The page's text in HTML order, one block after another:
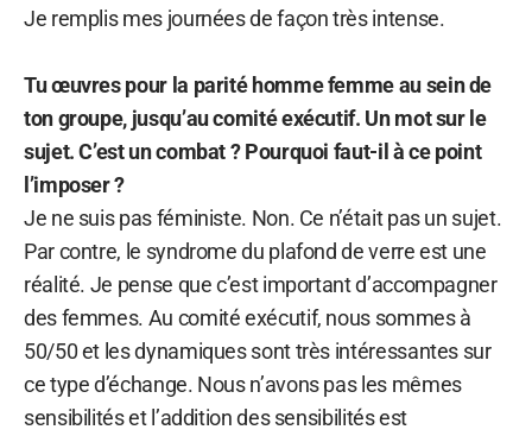
Je remplis mes journées de façon très intense.
Tu œuvres pour la parité homme femme au sein de
ton groupe, jusqu’au comité exécutif. Un mot sur le
sujet. C’est un combat ? Pourquoi faut-il à ce point
l’imposer ?
Je ne suis pas féministe. Non. Ce n’était pas un sujet.
Par contre, le syndrome du plafond de verre est une
réalité. Je pense que c’est important d’accompagner
des femmes. Au comité exécutif, nous sommes à
50/50 et les dynamiques sont très intéressantes sur
ce type d’échange. Nous n’avons pas les mêmes
sensibilités et l’addition des sensibilités est